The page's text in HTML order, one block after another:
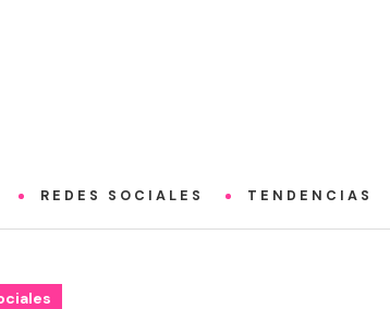
REDES SOCIALES TENDENCIAS